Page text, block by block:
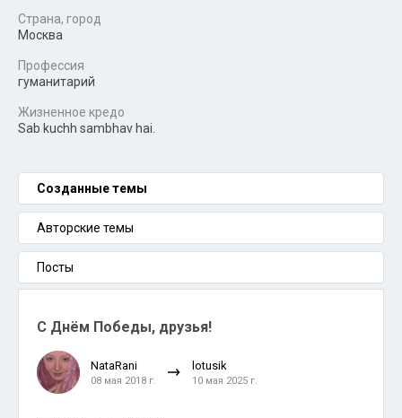
Страна, город
Москва
Профессия
гуманитарий
Жизненное кредо
Sab kuchh sambhav hai.
Созданные темы
Авторские темы
Посты
С Днём Победы, друзья!
NataRani
08 мая 2018 г.
lotusik
10 мая 2025 г.